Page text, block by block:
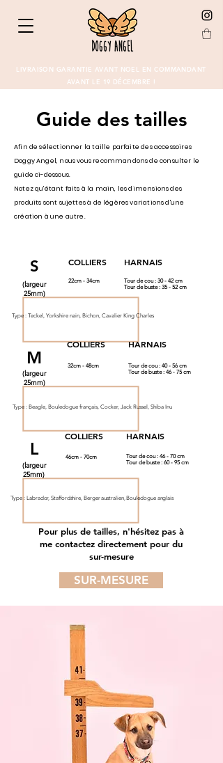
LIVRAISON GARANTIE AVANT NOEL EN COMMANDANT
AVANT LE 19 DÉCEMBRE !
Guide des tailles
Afin de sélectionner la taille parfaite des accessoires
Doggy Angel, nous vous recommandons de consulter le
guide ci-dessous.
Notez qu'étant faits à la main, les dimensions des
produits sont sujettes à de légères variations d'une
création à une autre.
S
(largeur
25mm)
COLLIERS HARNAIS
22cm - 34cm
Tour de cou : 30 - 42 cm
Tour de buste : 35 - 52 cm
Type : Teckel, Yorkshire nain, Bichon, Cavalier King Charles
M
(largeur
25mm)
COLLIERS HARNAIS
32cm - 48cm
Tour de cou : 40 - 56 cm
Tour de buste : 46 - 75 cm
Type : Beagle, Bouledogue français, Cocker, Jack Russel, Shiba Inu
L
(largeur
25mm)
COLLIERS HARNAIS
46cm - 70cm
Tour de cou : 46 - 70 cm
Tour de buste : 60 - 95 cm
Type : Labrador, Staffordshire, Berger australien, Bouledogue anglais
Pour plus de tailles, n'hésitez pas à
me contactez directement pour du
sur-mesure
SUR-MESURE